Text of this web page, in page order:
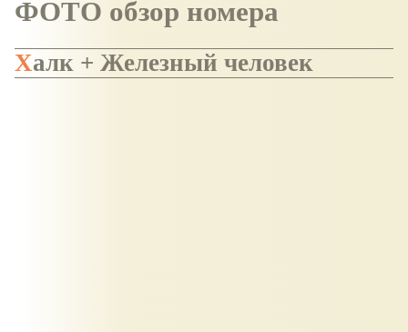
ФОТО обзор номера
Халк + Железный человек